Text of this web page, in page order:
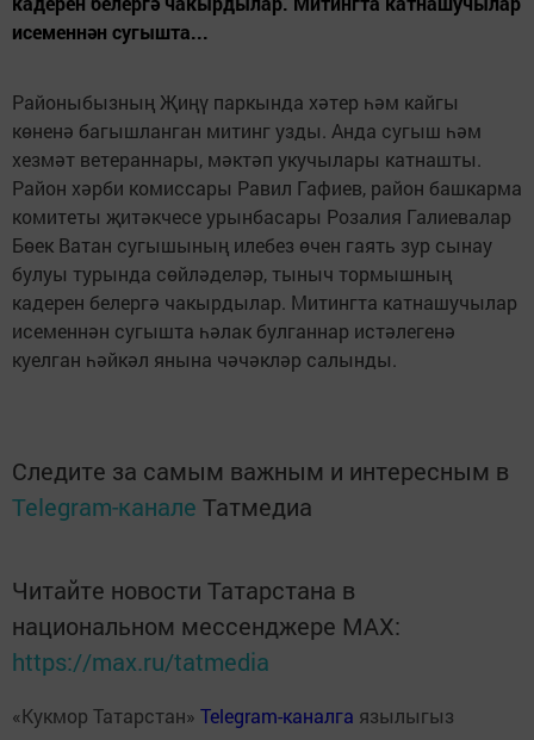
исеменнән сугышта...
Районыбызның Җиңү паркында хәтер һәм кайгы
көненә багышланган митинг узды. Анда сугыш һәм
хезмәт ветераннары, мәктәп укучылары катнашты.
Район хәрби комиссары Равил Гафиев, район башкарма
комитеты җитәкчесе урынбасары Розалия Галиевалар
Бөек Ватан сугышының илебез өчен гаять зур сынау
булуы турында сөйләделәр, тыныч тормышның
кадерен белергә чакырдылар. Митингта катнашучылар
исеменнән сугышта һәлак булганнар истәлегенә
куелган һәйкәл янына чәчәкләр салынды.
Следите за самым важным и интересным в
Telegram-канале Татмедиа
Читайте новости Татарстана в
национальном мессенджере MАХ:
https://max.ru/tatmedia
«Кукмор Татарстан» Telegram-каналга язылыгыз